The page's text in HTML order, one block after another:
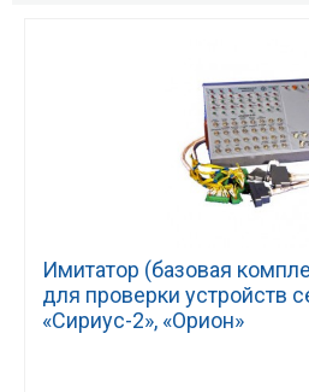
Имитатор (базовая
для проверки устройств
«Сириус-2», «Орион»